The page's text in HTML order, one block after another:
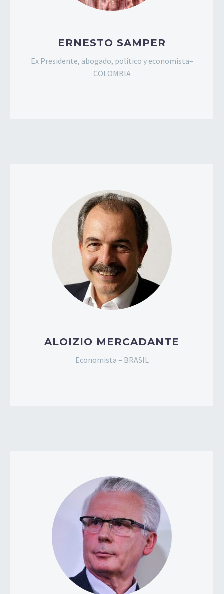
ERNESTO SAMPER
Ex Presidente, abogado, político y economista–
COLOMBIA
ALOIZIO MERCADANTE
Economista – BRASIL